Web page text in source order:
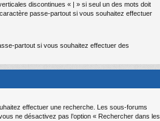
discontinues « | » si seul un des mots doit
passe-partout si vous souhaitez effectuer
partout si vous souhaitez effectuer des
effectuer une recherche. Les sous-forums
ne désactivez pas l’option « Rechercher dans les